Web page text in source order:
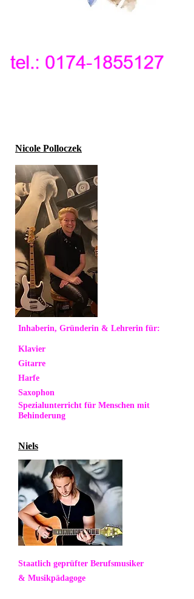
Nicole Polloczek
Inhaberin, Gründerin & Lehrerin für:
Klavier
Gitarre
Harfe
Saxophon
Spezialunterricht für Menschen mit
Behinderung
Niels
Staatlich geprüfter Berufsmusiker
& Musikpädagoge